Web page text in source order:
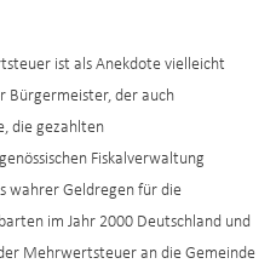
ist als Anekdote vielleicht
Bürgermeister, der auch
die gezahlten
Fiskalverwaltung
wahrer Geldregen für die
im Jahr 2000 Deutschland und
Mehrwertsteuer an die Gemeinde